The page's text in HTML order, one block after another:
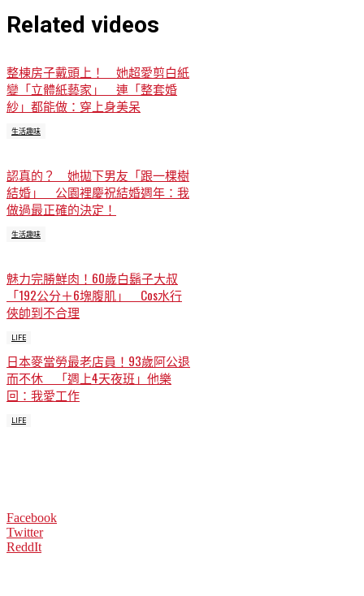
Related videos
整棟房子戴頭上！ 她超愛剪白紙
變「立體紙藝家」 連「整套婚
紗」都能做：穿上身美呆
生活趣味
認真的？ 她拋下男友「跟一棵樹
結婚」 公園裡慶祝結婚週年：我
做過最正確的決定！
生活趣味
魅力完勝鮮肉！60歲白鬍子大叔
「192公分＋6塊腹肌」 Cos水行
俠帥到不合理
LIFE
日本麥當勞最老店員！93歲阿公退
而不休 「週上4天夜班」他樂
回：我愛工作
LIFE
Facebook
Twitter
ReddIt